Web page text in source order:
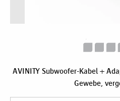
AVINITY Subwoofer-Kabel +
Gewebe,